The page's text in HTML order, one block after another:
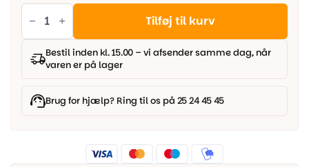
Pergo
Lillehammer
Sensation
-
Select
Beige
Tilføj til kurv
Bestil inden kl. 15.00 – vi afsender samme dag, når
varen er på lager
Brug for hjælp? Ring til os på 25 24 45 45